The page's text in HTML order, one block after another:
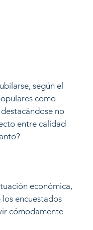
según el
como
no
entre calidad
económica,
encuestados
cómodamente